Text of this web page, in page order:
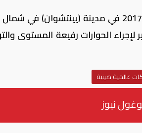
وقالت ان الوفد قام بالمشاركة في معرض الصين والدول العربية 2017 في مدينة
الحوارات رفيعة المستوى
عالمية صينية
نيوز